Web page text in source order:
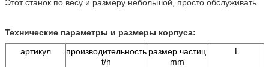
Этот станок по весу и размеру небольшой, просто обслуживать.
Технические параметры и размеры корпуса:
артикул
производительность
t/h
размер частиц
mm
L